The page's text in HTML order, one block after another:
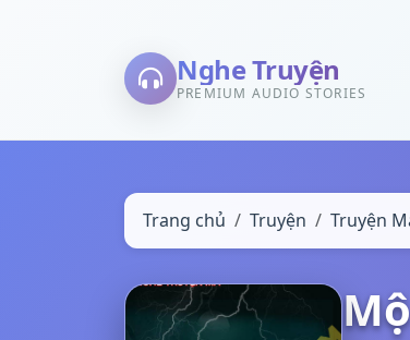
Nghe Truyện
PREMIUM AUDIO STORIES
Trang chủ Truyện Truyện